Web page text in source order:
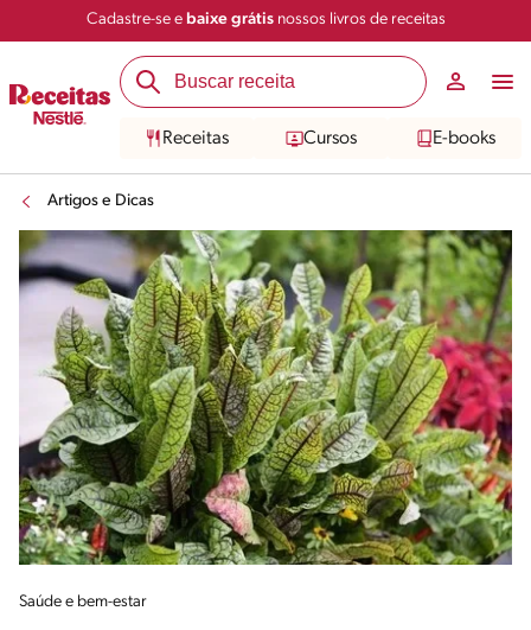
Cadastre-se e baixe grátisnossos livros de receitas
Receitas Cursos E-books
Artigos e Dicas
Saúde e bem-estar